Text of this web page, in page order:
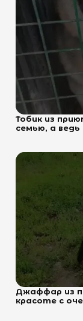
Тобик из
семью, а ведь
Джаффар из
красоте с